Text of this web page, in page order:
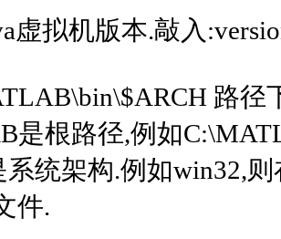
虚拟机版本.敲入
路径
是根路径,例如
系统架构.例如win32,
件.